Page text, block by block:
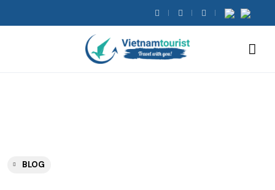
BLOG